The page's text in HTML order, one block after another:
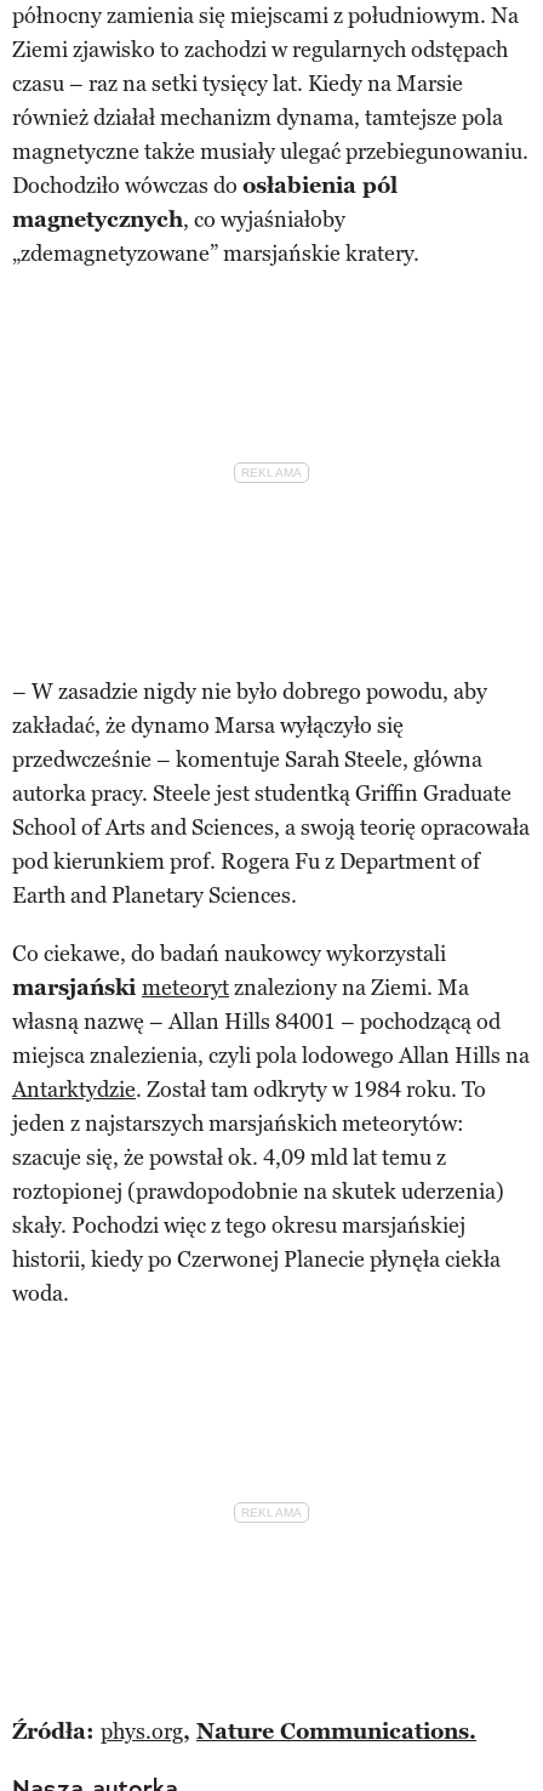
północny zamienia się miejscami z południowym. Na
Ziemi zjawisko to zachodzi w regularnych odstępach
czasu – raz na setki tysięcy lat. Kiedy na Marsie
również działał mechanizm dynama, tamtejsze pola
magnetyczne także musiały ulegać przebiegunowaniu.
Dochodziło wówczas do osłabienia pól
magnetycznych, co wyjaśniałoby
„zdemagnetyzowane” marsjańskie kratery.
– W zasadzie nigdy nie było dobrego powodu, aby
zakładać, że dynamo Marsa wyłączyło się
przedwcześnie – komentuje Sarah Steele, główna
autorka pracy. Steele jest studentką Griffin Graduate
School of Arts and Sciences, a swoją teorię opracowała
pod kierunkiem prof. Rogera Fu z Department of
Earth and Planetary Sciences.
Co ciekawe, do badań naukowcy wykorzystali
marsjański meteorytznaleziony na Ziemi. Ma
własną nazwę – Allan Hills 84001 – pochodzącą od
miejsca znalezienia, czyli pola lodowego Allan Hills na
Antarktydzie. Został tam odkryty w 1984 roku. To
jeden z najstarszych marsjańskich meteorytów:
szacuje się, że powstał ok. 4,09 mld lat temu z
roztopionej (prawdopodobnie na skutek uderzenia)
skały. Pochodzi więc z tego okresu marsjańskiej
historii, kiedy po Czerwonej Planecie płynęła ciekła
woda.
Źródła: phys.org, Nature Communications.